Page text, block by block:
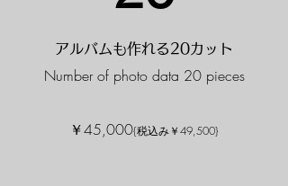
アルバムも作れる20カット
Number of photo data 20 pieces
​￥45,000{税込み￥49,500}